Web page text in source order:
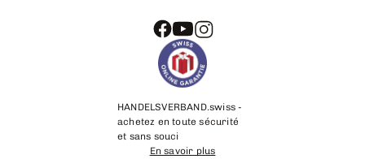
HANDELSVERBAND.swiss -
achetez en toute sécurité
et sans souci
En savoir plus